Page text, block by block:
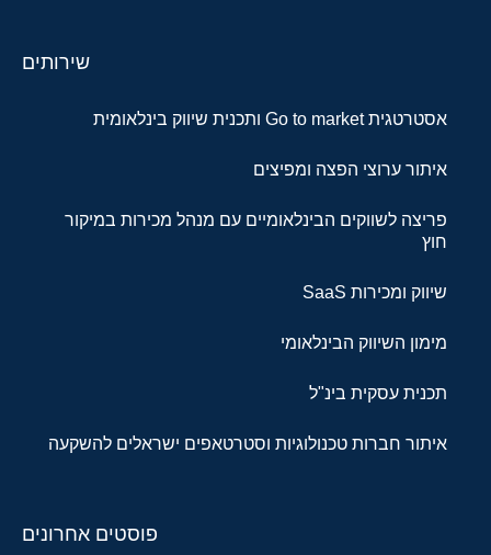
שירותים
אסטרטגית Go to market ותכנית שיווק בינלאומית
איתור ערוצי הפצה ומפיצים
פריצה לשווקים הבינלאומיים עם מנהל מכירות במיקור
חוץ
שיווק ומכירות SaaS
מימון השיווק הבינלאומי
תכנית עסקית בינ"ל
איתור חברות טכנולוגיות וסטרטאפים ישראלים להשקעה
פוסטים אחרונים